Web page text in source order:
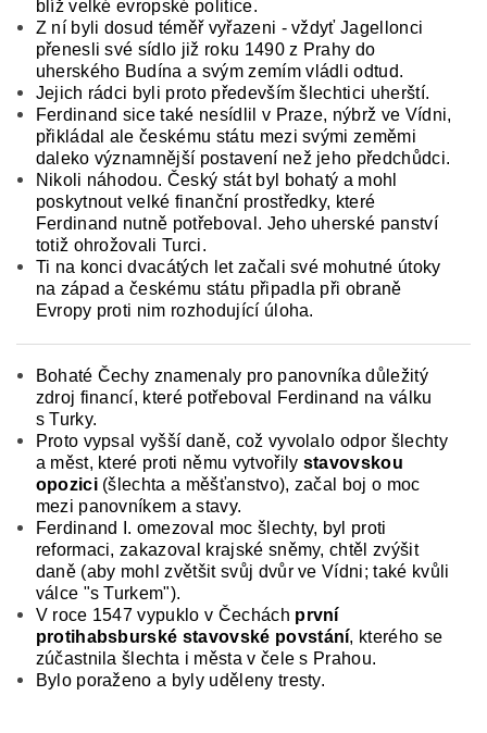
blíž velké evropské politice.
Z ní byli dosud téměř vyřazeni - vždyť Jagellonci
přenesli své síd­lo již roku 1490 z Prahy do
uherského Budína a svým zemím vládli odtud.
Jejich rádci byli proto především šlechtici uherští.
Ferdinand sice také nesídlil v Praze, nýbrž ve Vídni,
přikládal ale českému státu mezi svými zeměmi
daleko vý­znamnější postavení než jeho předchůdci.
Nikoli náhodou. Český stát byl bohatý a mohl
poskytnout velké finanční prostředky, které
Ferdinand nutně potřeboval. Jeho uherské panství
totiž ohrožovali Turci.
Ti na konci dvacátých let začali své mohutné útoky
na západ a českému státu připadla při obraně
Evropy proti nim rozhodující úloha.
Bohaté Čechy znamenaly pro panovníka důležitý
zdroj financí, které potřeboval Ferdinand na válku
s Turky.
Proto vypsal vyšší daně, což vyvolalo odpor šlechty
a měst, které proti němu vytvořily stavovskou
opozici(šlechta a měšťanstvo), začal boj o moc
mezi panovníkem a stavy.
Ferdinand I. omezoval moc šlechty, byl proti
reformaci, zakazoval krajské sněmy, chtěl zvýšit
daně (aby mohl zvětšit svůj dvůr ve Vídni; také kvůli
válce "s Turkem").
V roce 1547 vypuklo v Čechách první
protihabsburské stavovské povstání, kterého se
zúčastnila šlechta i města v čele s Prahou.
Bylo poraženo a byly uděleny tresty.